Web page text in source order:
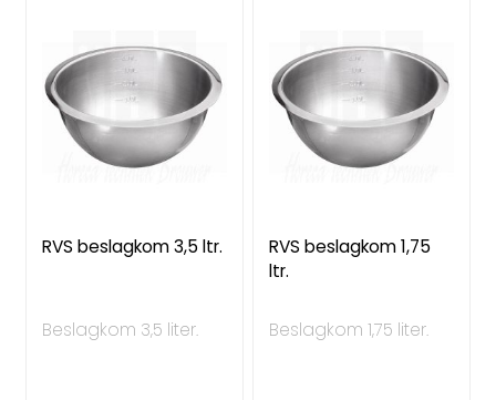
RVS beslagkom 3,5 ltr.
Beslagkom 3,5 liter.
RVS beslagkom 1,75
ltr.
Beslagkom 1,75 liter.